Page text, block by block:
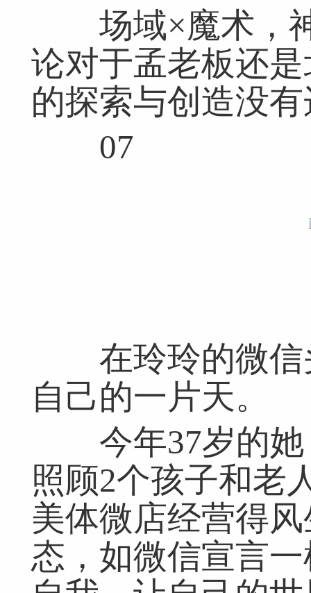
场域×魔术，神
论对于孟老板还
的探索与创造没
07
在玲玲的微信
自己的一片天。
今年37岁的她
照顾2个孩子和老
美体微店经营得
态，如微信宣言